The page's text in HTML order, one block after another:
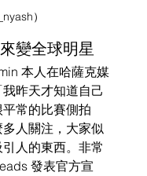
）
變全球明星
本人在哈薩克媒
昨天才知道自己
常的比賽側拍
人關注，大家似
人的東西。非常
發表官方宣